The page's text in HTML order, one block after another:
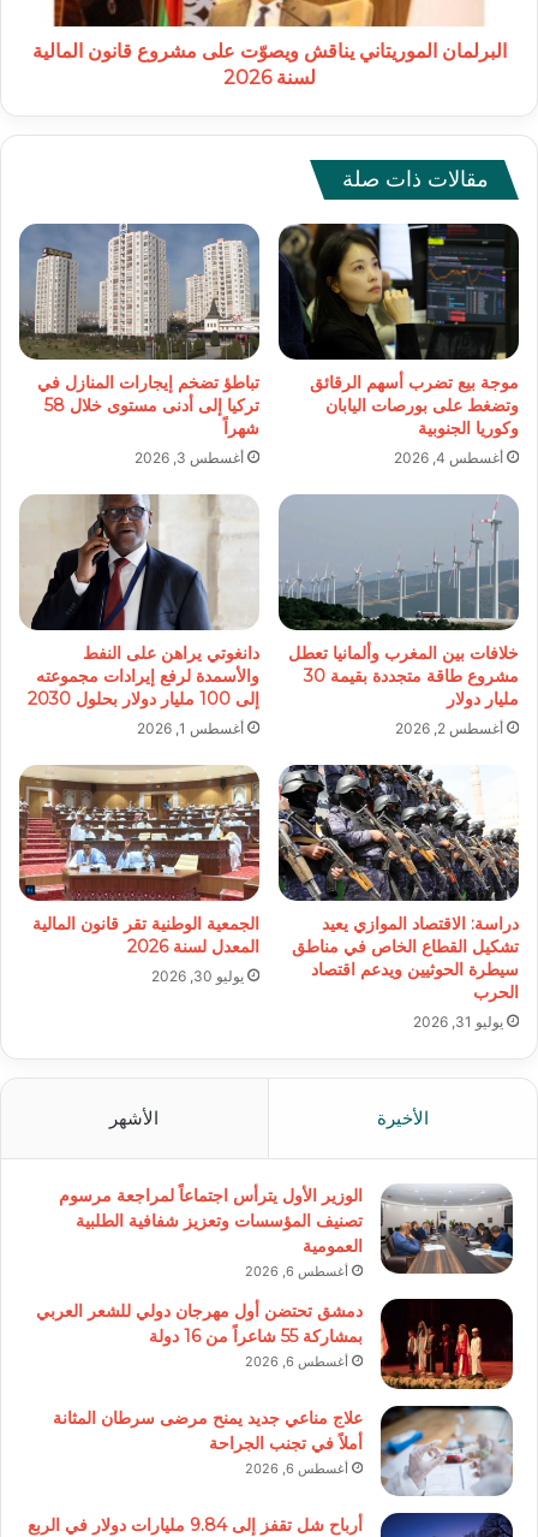
2026
البرلمان الموريتاني يناقش ويصوّت على مشروع قانون المالية
لسنة 2026
مقالات ذات صلة
موجة بيع تضرب أسهم الرقائق
وتضغط على بورصات اليابان
وكوريا الجنوبية
أغسطس 4, 2026
تباطؤ تضخم إيجارات المنازل في
تركيا إلى أدنى مستوى خلال 58
شهراً
أغسطس 3, 2026
خلافات بين المغرب وألمانيا تعطل
مشروع طاقة متجددة بقيمة 30
مليار دولار
أغسطس 2, 2026
دانغوتي يراهن على النفط
والأسمدة لرفع إيرادات مجموعته
إلى 100 مليار دولار بحلول 2030
أغسطس 1, 2026
دراسة: الاقتصاد الموازي يعيد
تشكيل القطاع الخاص في مناطق
سيطرة الحوثيين ويدعم اقتصاد
الحرب
يوليو 31, 2026
الجمعية الوطنية تقر قانون المالية
المعدل لسنة 2026
يوليو 30, 2026
الأخيرة الأشهر
الوزير الأول يترأس اجتماعاً لمراجعة مرسوم
تصنيف المؤسسات وتعزيز شفافية الطلبية
العمومية
أغسطس 6, 2026
دمشق تحتضن أول مهرجان دولي للشعر العربي
بمشاركة 55 شاعراً من 16 دولة
أغسطس 6, 2026
علاج مناعي جديد يمنح مرضى سرطان المثانة
أملاً في تجنب الجراحة
أغسطس 6, 2026
أرباح شل تقفز إلى 9.84 مليارات دولار في الربع